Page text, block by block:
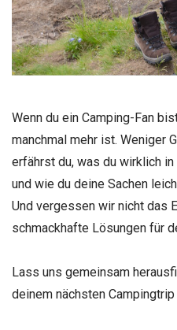
Wenn du ein Camping-Fan
manchmal mehr ist. Weniger
erfährst du, was du wirklich
und wie du deine Sachen
Und vergessen wir nicht das
schmackhafte Lösungen für
Lass uns gemeinsam
deinem nächsten